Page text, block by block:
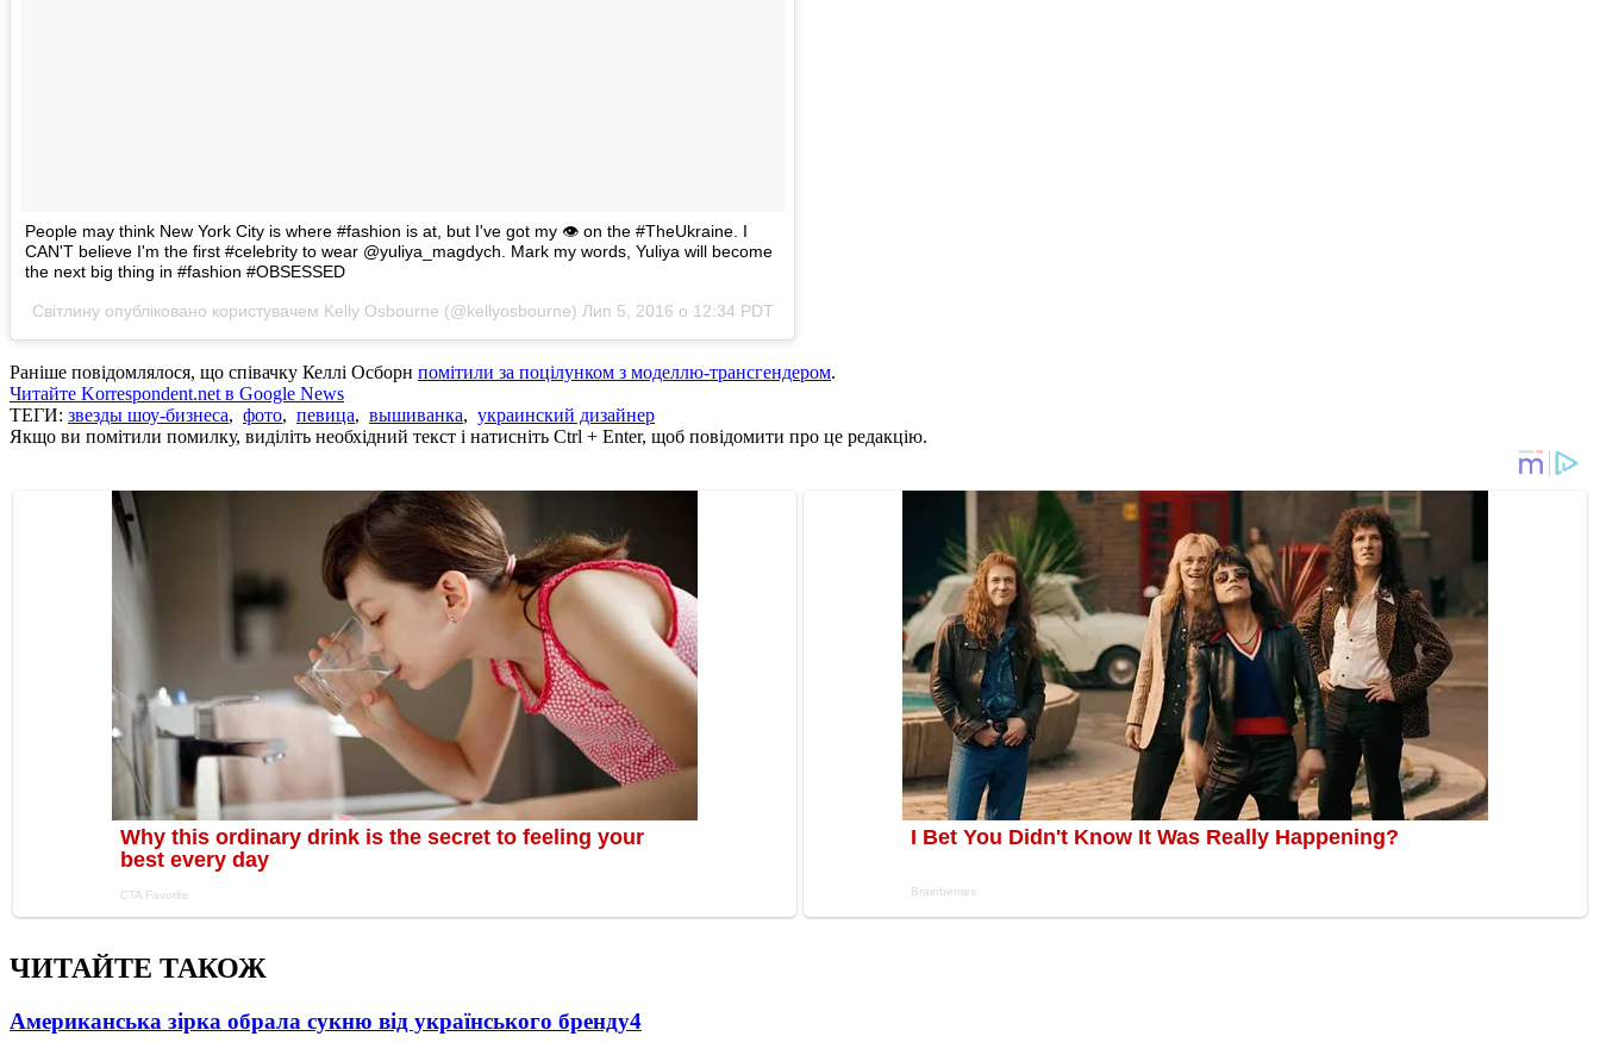
People may think New York City is where #fashion is at, but I've got my 👁 on the #TheUkraine. I
CAN'T believe I'm the first #celebrity to wear @yuliya_magdych. Mark my words, Yuliya will become
the next big thing in #fashion #OBSESSED
Світлину опубліковано користувачем Kelly Osbourne (@kellyosbourne) Лип 5, 2016 о 12:34 PDT
Раніше повідомлялося, що співачку Келлі Осборн помітили за поцілунком з моделлю-трансгендером.
Читайте Korrespondent.net в Google News
ТЕГИ: звезды шоу-бизнеса, фото, певица, вышиванка, украинский дизайнер
Якщо ви помітили помилку, виділіть необхідний текст і натисніть Ctrl + Enter, щоб повідомити про це редакцію.
ЧИТАЙТЕ ТАКОЖ
Американська зірка обрала сукню від українського бренду4